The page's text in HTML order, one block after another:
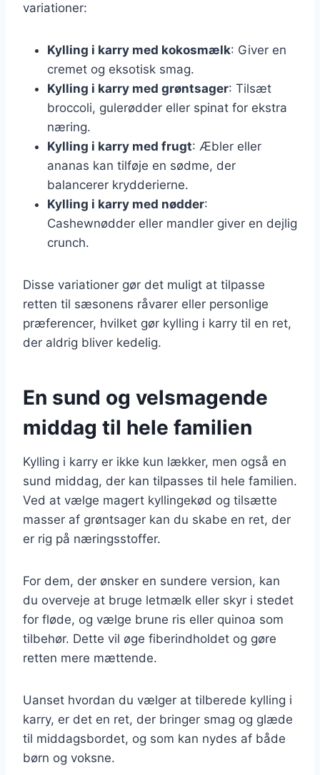
variationer:
Kylling i karry med kokosmælk: Giver en
cremet og eksotisk smag.
Kylling i karry med grøntsager: Tilsæt
broccoli, gulerødder eller spinat for ekstra
næring.
Kylling i karry med frugt: Æbler eller
ananas kan tilføje en sødme, der
balancerer krydderierne.
Kylling i karry med nødder:
Cashewnødder eller mandler giver en dejlig
crunch.
Disse variationer gør det muligt at tilpasse
retten til sæsonens råvarer eller personlige
præferencer, hvilket gør kylling i karry til en ret,
der aldrig bliver kedelig.
En sund og velsmagende
middag til hele familien
Kylling i karry er ikke kun lækker, men også en
sund middag, der kan tilpasses til hele familien.
Ved at vælge magert kyllingekød og tilsætte
masser af grøntsager kan du skabe en ret, der
er rig på næringsstoffer.
For dem, der ønsker en sundere version, kan
du overveje at bruge letmælk eller skyr i stedet
for fløde, og vælge brune ris eller quinoa som
tilbehør. Dette vil øge fiberindholdet og gøre
retten mere mættende.
Uanset hvordan du vælger at tilberede kylling i
karry, er det en ret, der bringer smag og glæde
til middagsbordet, og som kan nydes af både
børn og voksne.